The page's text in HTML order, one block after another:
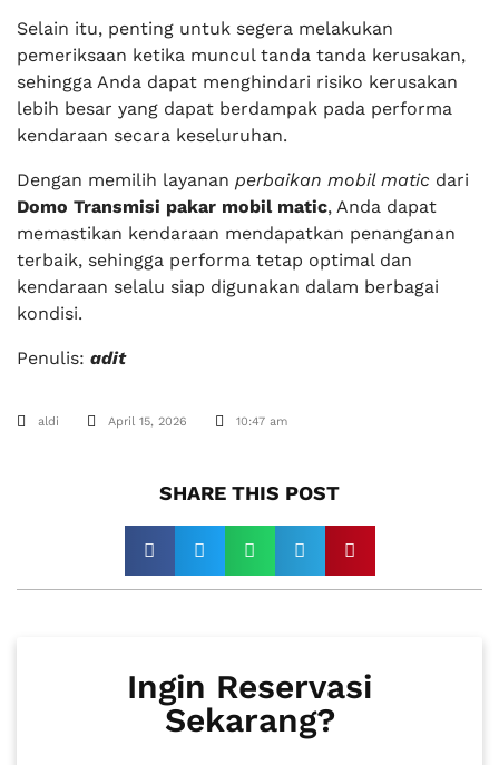
Selain itu, penting untuk segera melakukan
pemeriksaan ketika muncul tanda tanda kerusakan,
sehingga Anda dapat menghindari risiko kerusakan
lebih besar yang dapat berdampak pada performa
kendaraan secara keseluruhan.
Dengan memilih layanan perbaikan mobil matic dari
Domo Transmisi pakar mobil matic, Anda dapat
memastikan kendaraan mendapatkan penanganan
terbaik, sehingga performa tetap optimal dan
kendaraan selalu siap digunakan dalam berbagai
kondisi.
Penulis: adit
aldi April 15, 2026 10:47 am
SHARE THIS POST​
Ingin Reservasi
Sekarang?